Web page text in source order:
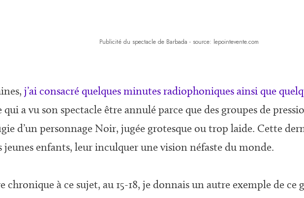
Publicité du spectacle de Barbada - source: lepointevente.com
j’ai consacré quelques minutes radiophoniques ainsi que
a vu son spectacle être annulé parce que des groupes de
d’un personnage Noir, jugée grotesque ou trop laide. Cette
jeunes enfants, leur inculquer une vision néfaste du monde.
chronique à ce sujet, au 15-18, je donnais un autre exemple de ce